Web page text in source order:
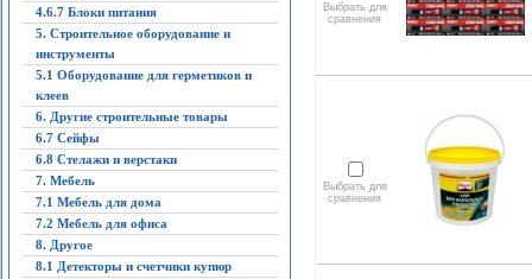
4.6.7 Блоки питания
5. Строительное оборудование и
инструменты
5.1 Оборудование для герметиков и
клеев
6. Другие строительные товары
6.7 Сейфы
6.8 Стелажи и верстаки
7. Мебель
7.1 Мебель для дома
7.2 Мебель для офиса
8. Другое
8.1 Детекторы и счетчики купюр
Выбрать для
сравнения
Выбрать для
сравнения